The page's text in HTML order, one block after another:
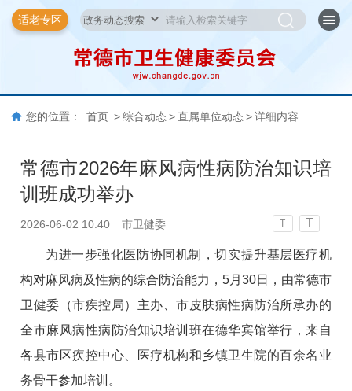
适老专区
您的位置： 首页 > 综合动态 > 直属单位动态 > 详细内容
常德市2026年麻风病性病防治知识培
训班成功举办
2026-06-02 10:40 市卫健委 T T
为进一步强化医防协同机制，切实提升基层医疗机
构对麻风病及性病的综合防治能力，5月30日，由常德市
卫健委（市疾控局）主办、市皮肤病性病防治所承办的
全市麻风病性病防治知识培训班在德华宾馆举行，来自
各县市区疾控中心、医疗机构和乡镇卫生院的百余名业
务骨干参加培训。